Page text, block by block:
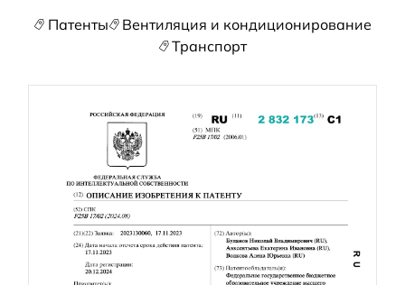
Патенты
Вентиляция и кондиционирование
Транспорт